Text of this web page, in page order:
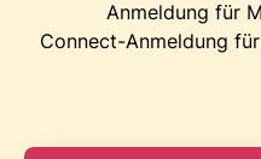
Anmeldung für
Connect-Anmeldung